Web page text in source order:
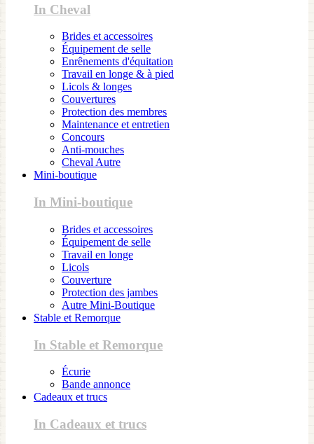
In Cheval
Brides et accessoires
Équipement de selle
Enrênements d'équitation
Travail en longe & à pied
Licols & longes
Couvertures
Protection des membres
Maintenance et entretien
Concours
Anti-mouches
Cheval Autre
Mini-boutique
In Mini-boutique
Brides et accessoires
Équipement de selle
Travail en longe
Licols
Couverture
Protection des jambes
Autre Mini-Boutique
Stable et Remorque
In Stable et Remorque
Écurie
Bande annonce
Cadeaux et trucs
In Cadeaux et trucs